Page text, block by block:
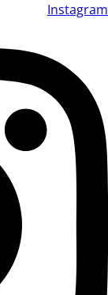
Instagram